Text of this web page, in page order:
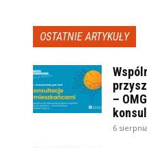
OSTATNIE ARTYKUŁY
–
6